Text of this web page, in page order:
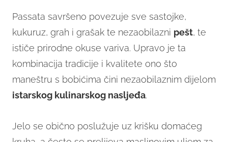
Passata savršeno povezuje sve sastojke,
kukuruz, grah i grašak te nezaobilazni pešt, te
ističe prirodne okuse variva. Upravo je ta
kombinacija tradicije i kvalitete ono što
maneštru s bobićima čini nezaobilaznim dijelom
istarskog kulinarskog nasljeđa.
Jelo se obično poslužuje uz krišku domaćeg